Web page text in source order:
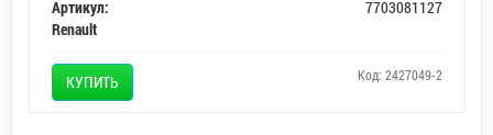
Артикул:
7703081127
Renault
КУПИТЬ Код: 2427049-2